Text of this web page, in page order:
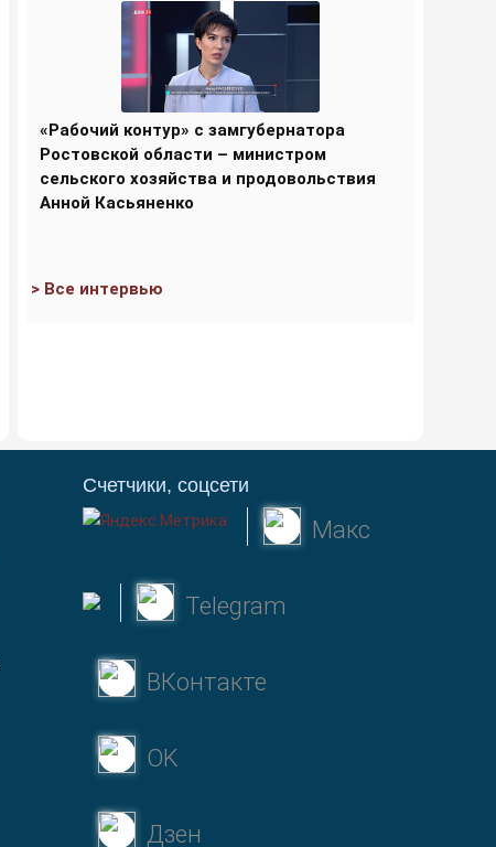
«Рабочий контур» с замгубернатора
Ростовской области – министром
сельского хозяйства и продовольствия
Анной Касьяненко
> Все интервью
Счетчики, соцсети
Макс
Telegram
ВКонтакте
OK
Дзен